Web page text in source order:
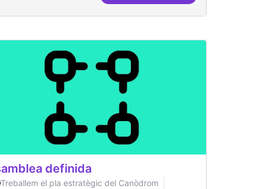
definida
Treballem el pla estratègic del Canòdrom